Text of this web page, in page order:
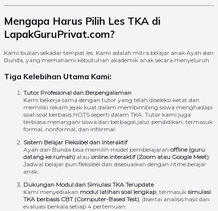
Mengapa Harus Pilih Les TKA di
LapakGuruPrivat.com?
Kami bukan sekadar tempat les. Kami adalah mitra belajar anak Ayah dan
Bunda, yang memahami kebutuhan akademik anak secara menyeluruh.
Tiga Kelebihan Utama Kami:
Tutor Profesional dan Berpengalaman
Kami bekerja sama dengan tutor yang telah diseleksi ketat dan
memiliki rekam jejak kuat dalam membimbing siswa menghadapi
soal-soal berbasis HOTS seperti dalam TKA. Tutor kami juga
terbiasa menangani siswa dari berbagai jalur pendidikan, termasuk
formal, nonformal, dan informal.
Sistem Belajar Fleksibel dan Interaktif
Ayah dan Bunda bisa memilih model pembelajaran offline (guru
datang ke rumah) atau online interaktif (Zoom atau Google Meet).
Jadwal belajar pun fleksibel dan disesuaikan dengan ritme belajar
anak.
Dukungan Modul dan Simulasi TKA Terupdate
Kami menyediakan modul latihan soal lengkap, termasuk simulasi
TKA berbasis CBT (Computer-Based Test), disertai analisis hasil dan
evaluasi berkala setiap 4 pertemuan.